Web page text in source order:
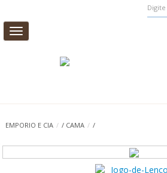
Toggle
navigation
CASA E DECORAÇÃO
AROMAS DE AMBIENTE
EMPORIO E CIA / / CAMA / /